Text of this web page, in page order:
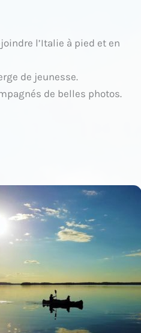
l’Italie à pied et en
de jeunesse.
de belles photos.